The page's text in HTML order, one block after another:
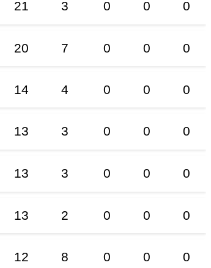
21 3 0 0 0
20 7 0 0 0
14 4 0 0 0
13 3 0 0 0
13 3 0 0 0
13 2 0 0 0
12 8 0 0 0